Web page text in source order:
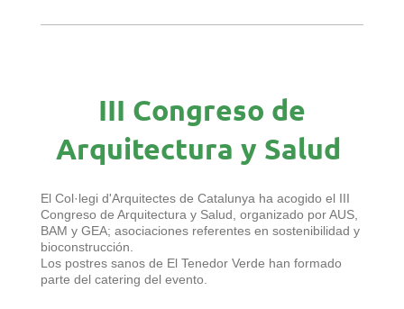
III Congreso de
Arquitectura y Salud
El Col·legi d'Arquitectes de Catalunya ha acogido el III
Congreso de Arquitectura y Salud, organizado por AUS,
BAM y GEA; asociaciones referentes en sostenibilidad y
bioconstrucción.
Los postres sanos de El Tenedor Verde han formado
parte del catering del evento.